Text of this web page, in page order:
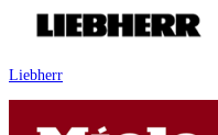
Liebherr